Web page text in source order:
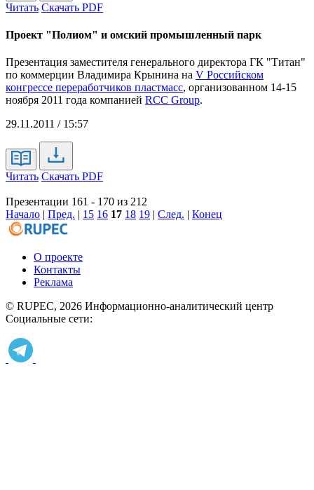
Читать Скачать PDF
Проект "Полиом" и омский промышленный парк
Презентация заместителя генерального директора ГК "Титан"
по коммерции Владимира Крынина на V Российском
конгрессе переработчиков пластмасс, организованном 14-15
ноября 2011 года компанией RCC Group.
29.11.2011 / 15:57
Читать Скачать PDF
Презентации 161 - 170 из 212
Начало | Пред. | 15 16 17 18 19 | След. | Конец
О проекте
Контакты
Реклама
© RUPEC, 2026 Информационно-аналитический центр
Социальные сети: